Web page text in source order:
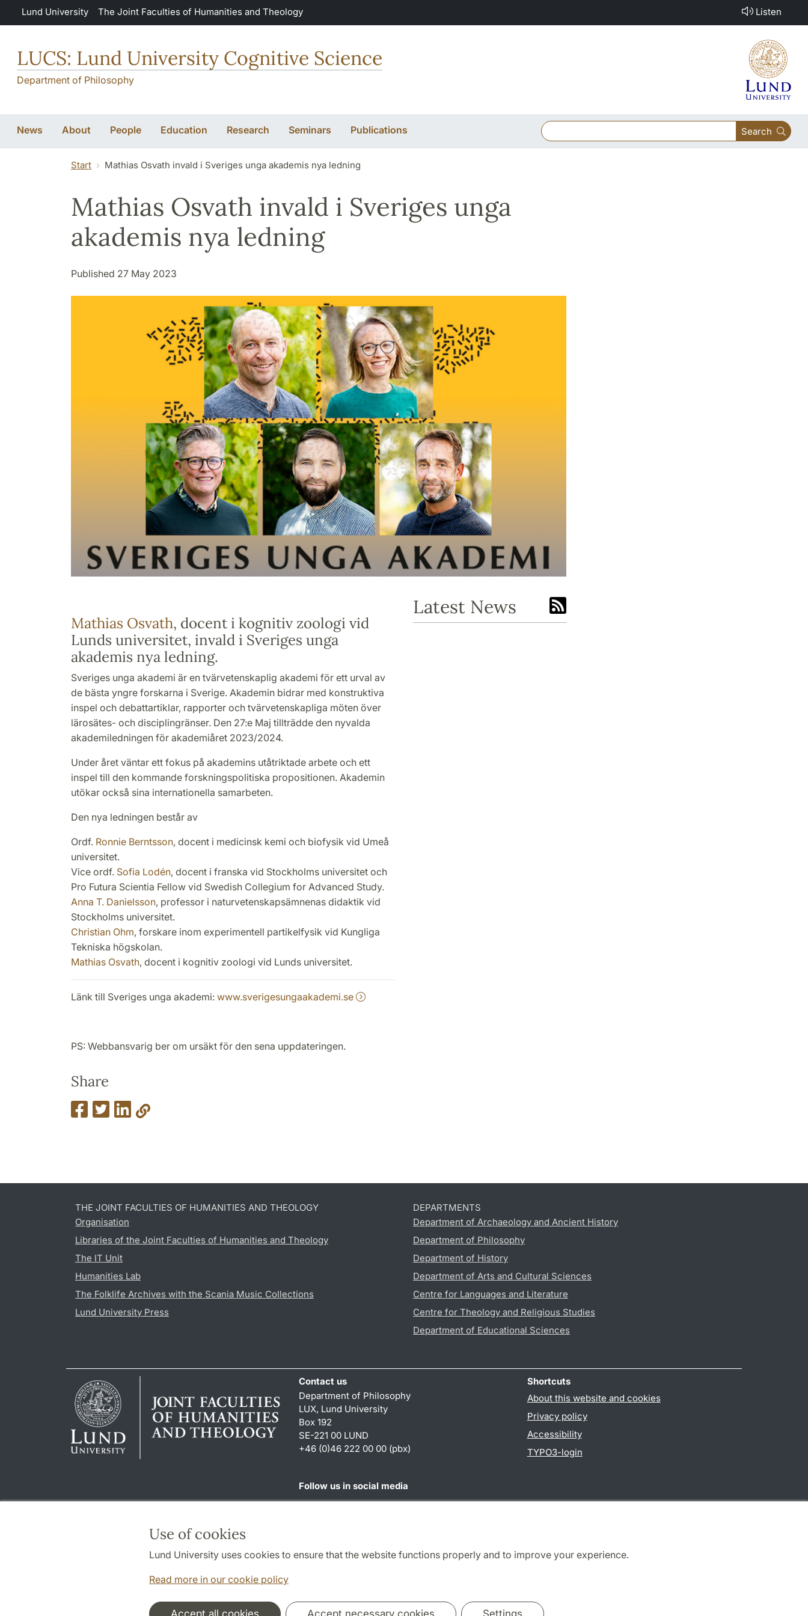
Skip to main content
Use of cookies
Lund University uses cookies to ensure that the website functions properly and to improve your experience.
Read more in our cookie policy
Accept all cookies Accept necessary cookies Settings
Lund University The Joint Faculties of Humanities and Theology Listen
LUCS: Lund University Cognitive Science
Department of Philosophy
News About People Education Research Seminars Publications Search
Start Mathias Osvath invald i Sveriges unga akademis nya ledning
Mathias Osvath invald i Sveriges unga
akademis nya ledning
Published 27 May 2023
Mathias Osvath, docent i kognitiv zoologi vid
Lunds universitet, invald i Sveriges unga
akademis nya ledning.
Sveriges unga akademi är en tvärvetenskaplig akademi för ett urval av
de bästa yngre forskarna i Sverige. Akademin bidrar med konstruktiva
inspel och debattartiklar, rapporter och tvärvetenskapliga möten över
lärosätes- och disciplingränser. Den 27:e Maj tillträdde den nyvalda
akademiledningen för akademiåret 2023/2024.
Under året väntar ett fokus på akademins utåtriktade arbete och ett
inspel till den kommande forskningspolitiska propositionen. Akademin
utökar också sina internationella samarbeten.
Den nya ledningen består av
Ordf. Ronnie Berntsson, docent i medicinsk kemi och biofysik vid Umeå
universitet.
Vice ordf. Sofia Lodén, docent i franska vid Stockholms universitet och
Pro Futura Scientia Fellow vid Swedish Collegium for Advanced Study.
Anna T. Danielsson, professor i naturvetenskapsämnenas didaktik vid
Stockholms universitet.
Christian Ohm, forskare inom experimentell partikelfysik vid Kungliga
Tekniska högskolan.
Mathias Osvath, docent i kognitiv zoologi vid Lunds universitet.
Länk till Sveriges unga akademi: www.sverigesungaakademi.se
PS: Webbansvarig ber om ursäkt för den sena uppdateringen.
Share
Latest News
THE JOINT FACULTIES OF HUMANITIES AND THEOLOGY
Organisation
Libraries of the Joint Faculties of Humanities and Theology
The IT Unit
Humanities Lab
The Folklife Archives with the Scania Music Collections
Lund University Press
DEPARTMENTS
Department of Archaeology and Ancient History
Department of Philosophy
Department of History
Department of Arts and Cultural Sciences
Centre for Languages and Literature
Centre for Theology and Religious Studies
Department of Educational Sciences
Contact us
Department of Philosophy
LUX, Lund University
Box 192
SE-221 00 LUND
+46 (0)46 222 00 00 (pbx)
Shortcuts
About this website and cookies
Privacy policy
Accessibility
TYPO3-login
Follow us in social media